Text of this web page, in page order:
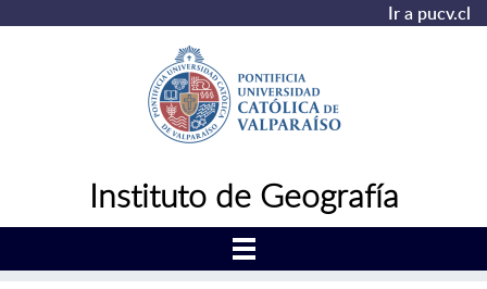
Ir a pucv.cl
Instituto de Geografía